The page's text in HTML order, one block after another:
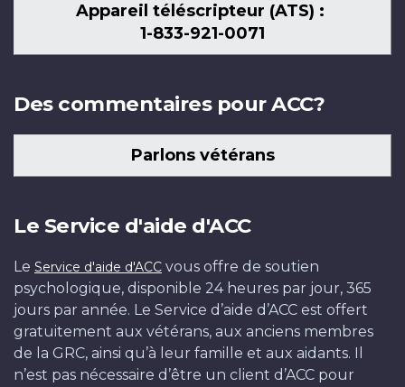
Appareil téléscripteur (ATS) :
1-833-921-0071
Des commentaires pour ACC?
Parlons vétérans
Le Service d'aide d'ACC
Le Service d'aide d'ACC vous offre de soutien
psychologique, disponible 24 heures par jour, 365
jours par année. Le Service d’aide d’ACC est offert
gratuitement aux vétérans, aux anciens membres
de la GRC, ainsi qu’à leur famille et aux aidants. Il
n’est pas nécessaire d’être un client d’ACC pour